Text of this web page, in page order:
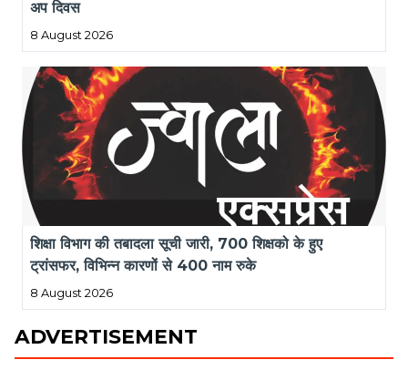
अप दिवस
8 August 2026
शिक्षा विभाग की तबादला सूची जारी, 700 शिक्षको के हुए
ट्रांसफर, विभिन्न कारणों से 400 नाम रुके
8 August 2026
ADVERTISEMENT